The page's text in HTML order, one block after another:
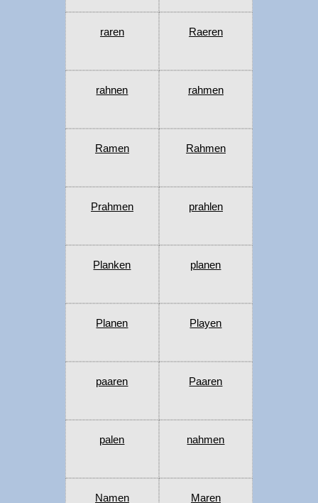
raren Raeren
rahnen rahmen
Ramen Rahmen
Prahmen prahlen
Planken planen
Planen Playen
paaren Paaren
palen nahmen
Namen Maren